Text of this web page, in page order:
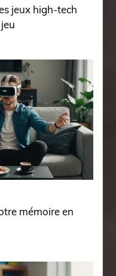
jeux high-tech
mémoire en